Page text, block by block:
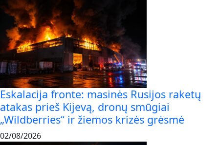
Eskalacija fronte: masinės Rusijos raketų
atakas prieš Kijevą, dronų smūgiai
„Wildberries“ ir žiemos krizės grėsmė
02/08/2026